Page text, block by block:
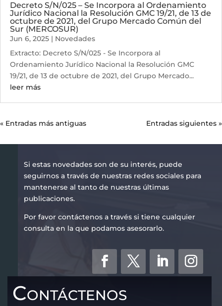
Decreto S/N/025 – Se Incorpora al Ordenamiento
Jurídico Nacional la Resolución GMC 19/21, de 13 de
octubre de 2021, del Grupo Mercado Común del
Sur (MERCOSUR)
Jun 6, 2025 | Novedades
Extracto: Decreto S/N/025 - Se Incorpora al
Ordenamiento Jurídico Nacional la Resolución GMC
19/21, de 13 de octubre de 2021, del Grupo Mercado...
leer más
« Entradas más antiguas Entradas siguientes »
Si estas novedades son de su interés, puede
seguirnos a través de nuestras redes sociales para
mantenerse al tanto de nuestras últimas
publicaciones.
Por favor contáctenos a través si tiene cualquier
consulta en la que podamos asesorarlo.
Contáctenos